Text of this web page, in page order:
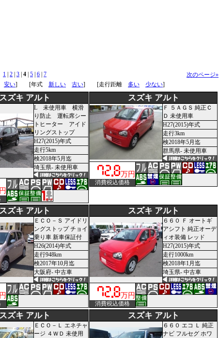
1 2 3 4 5 6 7
次のページ»
安い] [年式 新しい 古い] [走行距離 多い 少ない]
ズキ アルト
L 未使用車 横滑
り防止 運転席シー
トヒーター アイド
リングストップ
H27(2015)年式
走行5km
検2018年5月迄
埼玉県- 未使用車
スズキ アルト
Ｆ ５ＡＧＳ 純正Ｃ
Ｄ 未使用車
H27(2015)年式
走行3km
検2018年5月迄
群馬県- 未使用車
万円
消費税込価格
ズキ アルト
ＥＣＯ－Ｓ アイドリ
ングストップ チョイ
乗り車 新車保証付
H26(2014)年式
走行948km
検2017年10月迄
大阪府- 中古車
スズキ アルト
６６０ Ｆ オートギ
アシフト 純正オーデ
ィオ装備 レッド
H27(2015)年式
走行1000km
検2018年1月迄
埼玉県- 中古車
万円
消費税込価格
ズキ アルト
ＥＣＯ－Ｌ エネチャ
ージ ４ＷＤ 未使用
スズキ アルト
６６０ エコ Ｌ 純正
ナビ フルセグ ホワ